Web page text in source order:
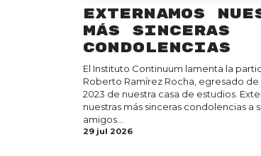
Externamos
más sinceras
condolencias
El Instituto Continuum lamenta la
Roberto Ramírez Rocha, egresado de
2023 de nuestra casa de estudios.
nuestras más sinceras condolencias a
amigos...
29 jul 2026